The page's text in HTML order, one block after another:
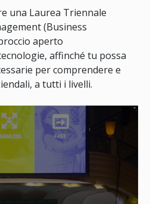
una Laurea Triennale
(Business
aperto
affinché tu possa
per comprendere e
a tutti i livelli.